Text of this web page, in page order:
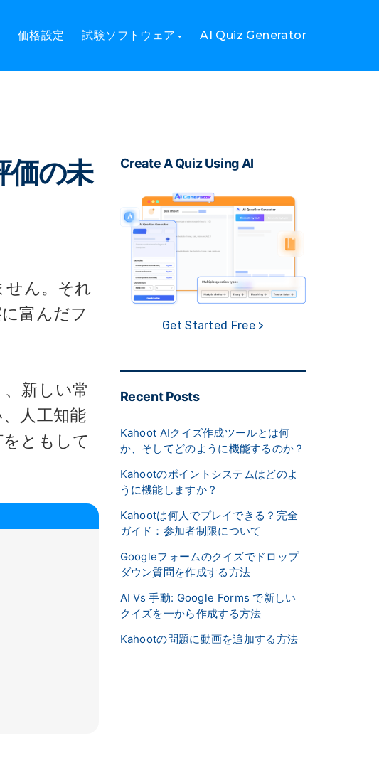
価格設定 試験ソフトウェア AI Quiz Generator
価の未
せん。それ
富んだフ
新しい常
人工知能
ともして
Create A Quiz Using AI
Get Started Free >
Recent Posts
Kahoot AIクイズ作成ツールとは何
か、そしてどのように機能するのか？
Kahootのポイントシステムはどのよ
うに機能しますか？
Kahootは何人でプレイできる？完全
ガイド：参加者制限について
Googleフォームのクイズでドロップ
ダウン質問を作成する方法
AI Vs 手動: Google Forms で新しい
クイズを一から作成する方法
Kahootの問題に動画を追加する方法